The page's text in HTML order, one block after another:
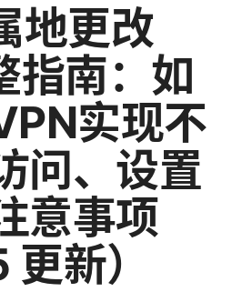
地更改
指南：如
实现不
问、设置
意事项
新）